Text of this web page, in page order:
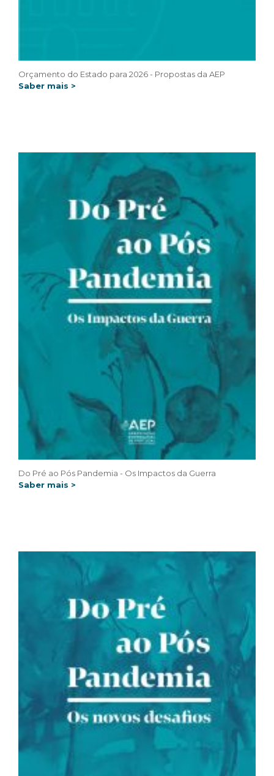
Orçamento do Estado para 2026 - Propostas da AEP
Saber mais >
Do Pré ao Pós Pandemia - Os Impactos da Guerra
Saber mais >